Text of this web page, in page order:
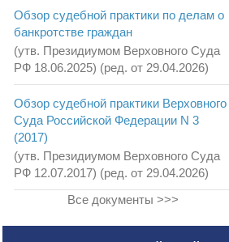
Обзор судебной практики по делам о
банкротстве граждан
(утв. Президиумом Верховного Суда
РФ 18.06.2025) (ред. от 29.04.2026)
Обзор судебной практики Верховного
Суда Российской Федерации N 3
(2017)
(утв. Президиумом Верховного Суда
РФ 12.07.2017) (ред. от 29.04.2026)
Все документы >>>